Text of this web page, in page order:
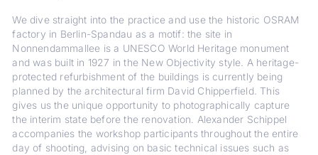
We dive straight into the practice and use the historic OSRAM
factory in Berlin-Spandau as a motif: the site in
Nonnendammallee is a UNESCO World Heritage monument
and was built in 1927 in the New Objectivity style. A heritage-
protected refurbishment of the buildings is currently being
planned by the architectural firm David Chipperfield. This
gives us the unique opportunity to photographically capture
the interim state before the renovation. Alexander Schippel
accompanies the workshop participants throughout the entire
day of shooting, advising on basic technical issues such as